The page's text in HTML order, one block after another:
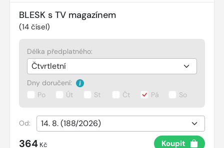
BLESK s TV magazínem
(14 čísel)
Délka předplatného:
Dny doručení:
Po
Út St Čt Pá So
Od:
364 Kč Koupit